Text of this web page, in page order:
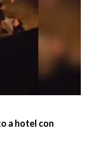
a hotel con